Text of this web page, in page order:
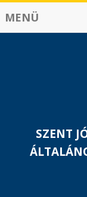
MENÜ
SZENT